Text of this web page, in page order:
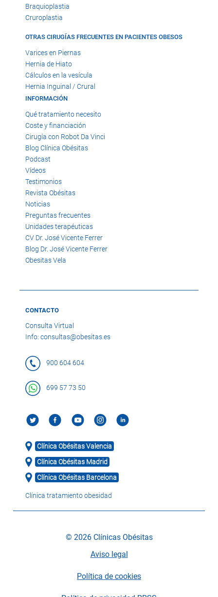
Braquioplastia
Cruroplastia
OTRAS CIRUGÍAS FRECUENTES EN PACIENTES OBESOS
Varices en Piernas
Hernia de Hiato
Cálculos en la vesícula
Hernia Inguinal / Crural
INFORMACIÓN
Qué tratamiento necesito
Coste y financiación
Cirugía con Robot Da Vinci
Blog Clínica Obésitas
Podcast
Vídeos
Testimonios
Revista Obésitas
Noticias
Preguntas frecuentes
Unidades terapéuticas
CV Dr. José Vicente Ferrer
Blog Dr. José Vicente Ferrer
Obesitas Vela
CONTACTO
Consulta Virtual
Info: consultas@obesitas.es
900 604 604
699 57 73 50
Clínica Obésitas Valencia
Clínica Obésitas Madrid
Clínica Obésitas Barcelona
Clínica tratamiento obesidad
© 2026 Clínicas Obésitas
Aviso legal
Política de cookies